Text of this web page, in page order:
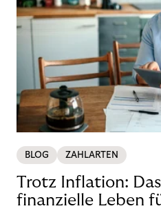
BLOG ZAHLARTEN
Trotz Inflation:
finanzielle Leben